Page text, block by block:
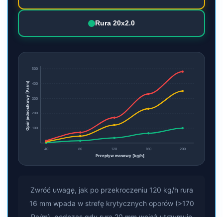
Rura 20x2.0
100
200
300
400
500
40 80 120 160 200
Przepływ masowy [kg/h]
Opór jednostkowy [Pa/m]
Zwróć uwagę, jak po przekroczeniu 120 kg/h rura
16 mm wpada w strefę krytycznych oporów (>170